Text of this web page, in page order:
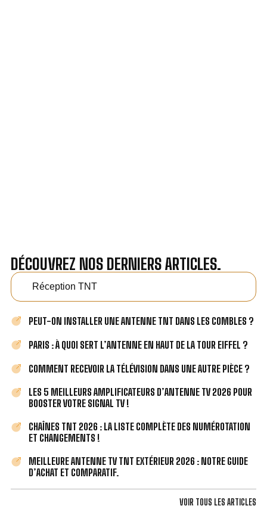
DÉCOUVREZ NOS DERNIERS ARTICLES.
Réception TNT
PEUT-ON INSTALLER UNE ANTENNE TNT DANS LES COMBLES ?
PARIS : À QUOI SERT L’ANTENNE EN HAUT DE LA TOUR EIFFEL ?
COMMENT RECEVOIR LA TÉLÉVISION DANS UNE AUTRE PIÈCE ?
LES 5 MEILLEURS AMPLIFICATEURS D’ANTENNE TV 2026 POUR
BOOSTER VOTRE SIGNAL TV !
CHAÎNES TNT 2026 : LA LISTE COMPLÈTE DES NUMÉROTATION
ET CHANGEMENTS !
MEILLEURE ANTENNE TV TNT EXTÉRIEUR 2026 : NOTRE GUIDE
D’ACHAT ET COMPARATIF.
VOIR TOUS LES ARTICLES